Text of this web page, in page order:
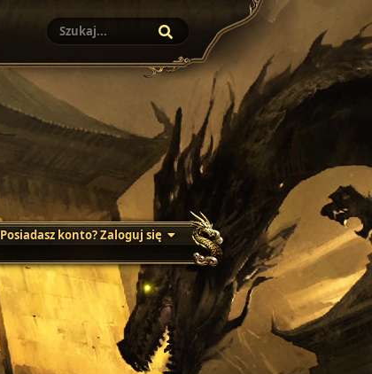
Posiadasz konto? Zaloguj się